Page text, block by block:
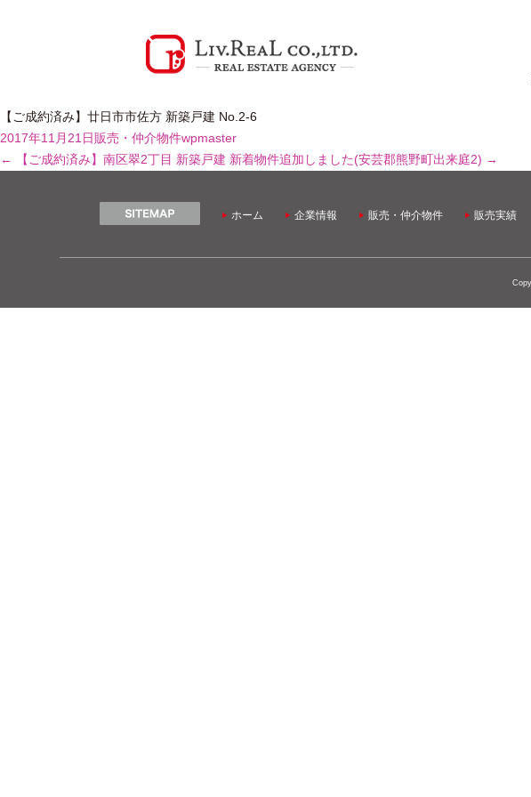
【ご成約済み】廿日市市佐方 新築戸建 No.2-6
2017年11月21日 販売・仲介物件wpmaster
←
【ご成約済み】南区翠2丁目 新築戸建 新着物件追加しました(安芸郡熊野町出来庭2) →
ホーム 企業情報 販売・仲介物件 販売実績